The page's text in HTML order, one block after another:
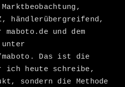
händlerübergreifend,
und dem
maboto. Das ist die
ich heute schreibe,
sondern die Methode